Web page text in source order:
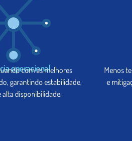
operacional
com as melhores
garantindo estabilidade,
alta disponibilidade.
Menos
e